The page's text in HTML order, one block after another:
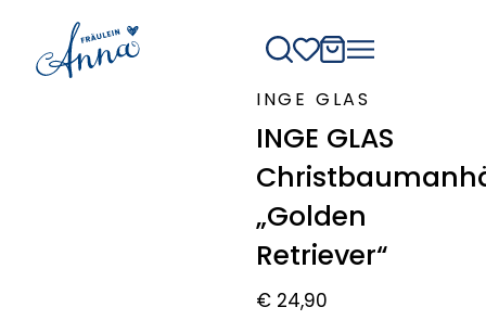
INGE GLAS
INGE GLAS
„Golden
Retriever“
€24,90